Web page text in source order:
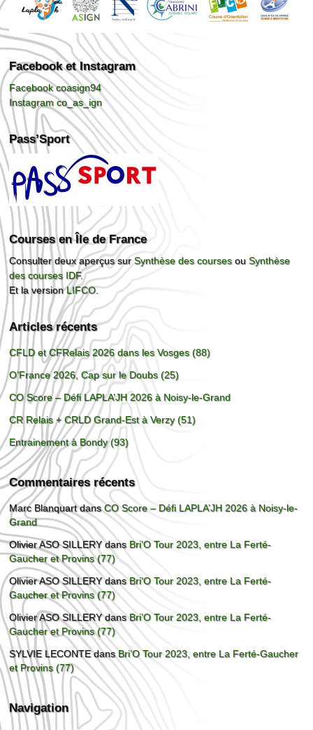
Facebook et Instagram
Facebook coasign94
Instagram co_as_ign
Pass’Sport
Courses en Île de France
Consulter deux aperçus surSynthèse des coursesouSynthèse
des courses IDF.
Et la versionLIFCO.
Articles récents
CFLD et CFRelais 2026 dans les Vosges (88)
O’France 2026, Cap sur le Doubs (25)
CO Score – Défi LAPLA’JH 2026 à Noisy-le-Grand
CR Relais + CRLD Grand-Est à Verzy (51)
Entrainement à Bondy (93)
Commentaires récents
Marc BlanquartdansCO Score – Défi LAPLA’JH 2026 à Noisy-le-
Grand
Olivier ASO SILLERYdans Bri’O Tour 2023, entre La Ferté-
Gaucher et Provins (77)
Olivier ASO SILLERYdansBri’O Tour 2023, entre La Ferté-
Gaucher et Provins (77)
Olivier ASO SILLERYdansBri’O Tour 2023, entre La Ferté-
Gaucher et Provins (77)
SYLVIE LECONTEdansBri’O Tour 2023, entre La Ferté-Gaucher
et Provins (77)
Navigation